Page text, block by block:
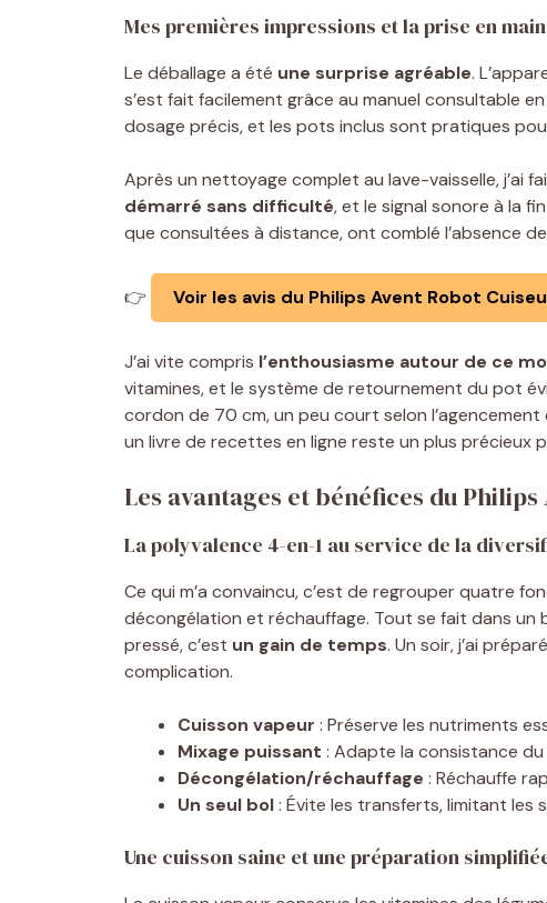
Mes premières impressions et la prise en main
Le déballage a été une surprise agréable.
s’est fait facilement grâce au manuel consultable
dosage précis, et les pots inclus sont pratiques
Après un nettoyage complet au lave-vaisselle, j’ai
démarré sans difficulté, et le signal sonore à la
que consultées à distance, ont comblé l’absence
👉 Voir les avis du Philips Avent Robot
J’ai vite compris l’enthousiasme autour de ce
vitamines, et le système de retournement du pot
cordon de 70 cm, un peu court selon l’agencement
un livre de recettes en ligne reste un plus précieux
Les avantages et bénéfices du Philips
La polyvalence 4-en-1 au service de la
Ce qui m’a convaincu, c’est de regrouper quatre
décongélation et réchauffage. Tout se fait dans un
pressé, c’est un gain de temps. Un soir, j’ai
complication.
Cuisson vapeur : Préserve les nutriments
Mixage puissant : Adapte la consistance du
Décongélation/réchauffage : Réchauffe
Un seul bol: Évite les transferts, limitant les
Une cuisson saine et une préparation